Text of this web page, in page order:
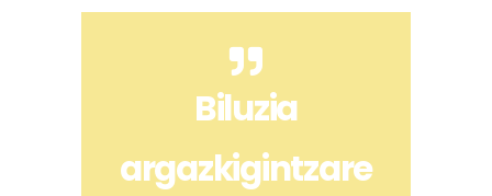
Biluzia
argazkigintzare